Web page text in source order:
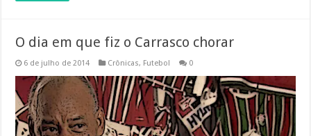
O dia em que fiz o Carrasco chorar
6 de julho de 2014 Crônicas, Futebol 0